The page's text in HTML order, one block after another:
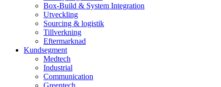
Box‑Build & System Integration
Utveckling
Sourcing & logistik
Tillverkning
Eftermarknad
Kundsegment
Medtech
Industrial
Communication
Greentech